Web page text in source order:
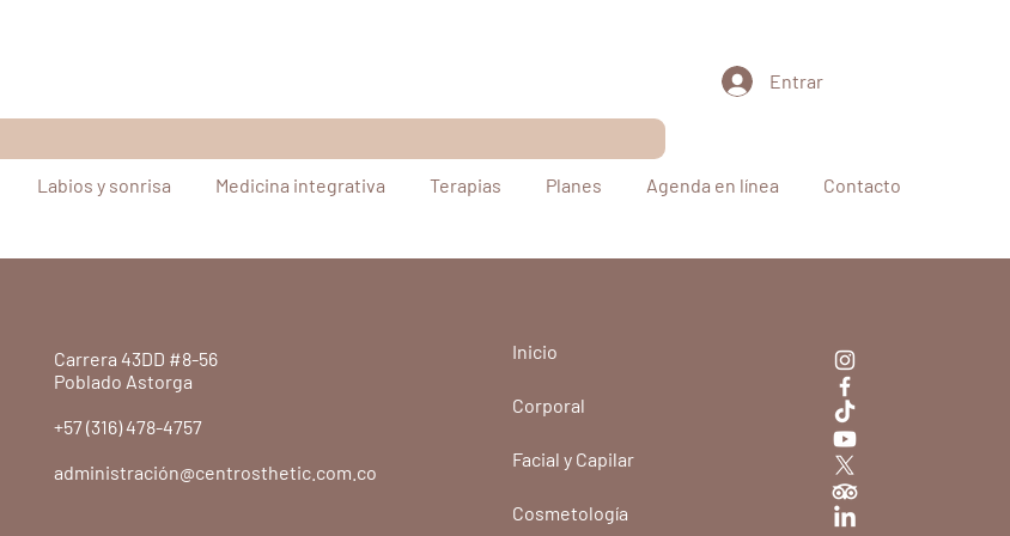
Entrar
Labios y sonrisa Medicina integrativa Terapias Planes Agenda en línea
Contacto
Recomendados
Carrera 43DD #8-56
Poblado Astorga
+57 (316) 478-4757
administración@centrosthetic.com.co
Inicio
Corporal
Facial y Capilar
Cosmetología